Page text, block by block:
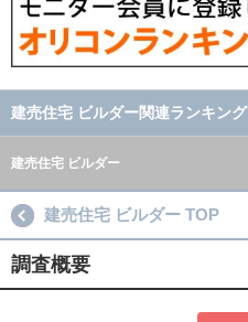
建売住宅 ビルダー関連ランキング
建売住宅 ビルダー
建売住宅 ビルダー TOP
調査概要